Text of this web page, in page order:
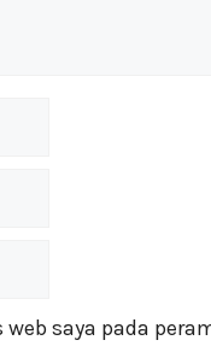
saya pada